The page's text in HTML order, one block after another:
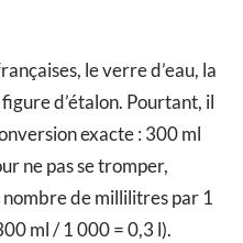
le verre d’eau, la
d’étalon. Pourtant, il
exacte : 300 ml
ne pas se tromper,
de millilitres par 1
ml / 1 000 = 0,3 l).